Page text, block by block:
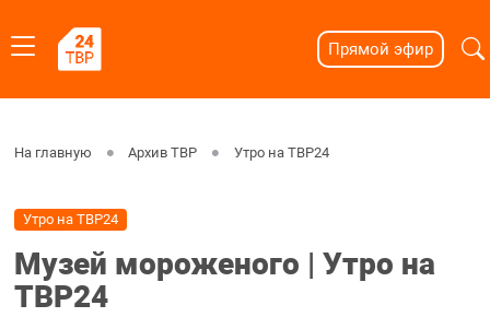
Прямой эфир
На главную Архив ТВР Утро на ТВР24
Утро на ТВР24
Музей мороженого | Утро на
ТВР24